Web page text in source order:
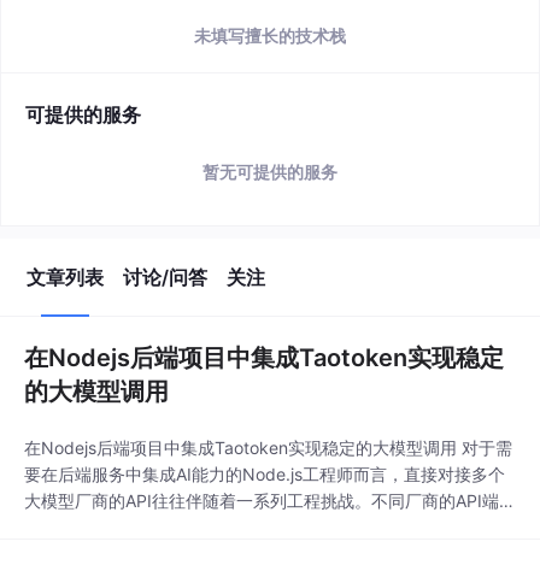
未填写擅长的技术栈
可提供的服务
暂无可提供的服务
文章列表 讨论/问答 关注
在Nodejs后端项目中集成Taotoken实现稳定
的大模型调用
在Nodejs后端项目中集成Taotoken实现稳定的大模型调用 对于需
要在后端服务中集成AI能力的Node.js工程师而言，直接对接多个
大模型厂商的API往往伴随着一系列工程挑战。不同厂商的API端